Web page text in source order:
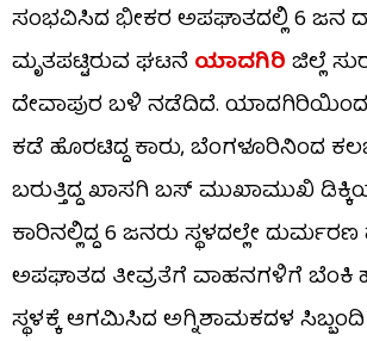
ಸಂಭವಿಸಿದ ಭೀಕರ ಅಪಘಾತದಲ್ಲಿ 6 ಜನ
ಮೃತಪಟ್ಟಿರುವ ಘಟನೆ ಯಾದಗಿರಿಜಿಲ್ಲೆ
ದೇವಾಪುರ ಬಳಿ ನಡೆದಿದೆ.
ಕಡೆ ಹೊರಟಿದ್ದ ಕಾರು, ಬೆಂಗಳೂರಿನಿಂದ
ಬರುತ್ತಿದ್ದ ಖಾಸಗಿ ಬಸ್ ಮುಖಾಮುಖಿ
ಕಾರಿನಲ್ಲಿದ್ದ 6 ಜನರು ಸ್ಥಳದಲ್ಲೇ
ಅಪಘಾತದ ತೀವ್ರತೆಗೆ ವಾಹನಗಳಿಗೆ ಬೆಂಕಿ
ಸ್ಥಳಕ್ಕೆ ಆಗಮಿಸಿದ ಅಗ್ನಿಶಾಮಕದಳ